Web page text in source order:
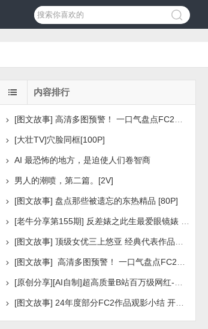
内容排行
[大壮TV]穴脸同框[100P]
AI 最恐怖的地方，是迫使人们卷智商
男人的潮喷，第二篇。[2V]
[图文故事] 盘点那些被遗忘的东热精品 [80P]
[图文故事] 24年度部分FC2作品观影小结 开年王炸后续